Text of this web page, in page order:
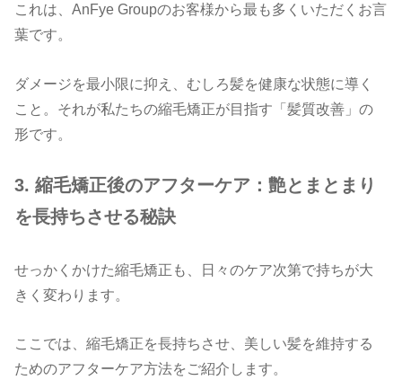
これは、AnFye Groupのお客様から最も多くいただくお言
葉です。
ダメージを最小限に抑え、むしろ髪を健康な状態に導く
こと。それが私たちの縮毛矯正が目指す「髪質改善」の
形です。
3.縮毛矯正後のアフターケア：艶とまとまり
を長持ちさせる秘訣
せっかくかけた縮毛矯正も、日々のケア次第で持ちが大
きく変わります。
ここでは、縮毛矯正を長持ちさせ、美しい髪を維持する
ためのアフターケア方法をご紹介します。